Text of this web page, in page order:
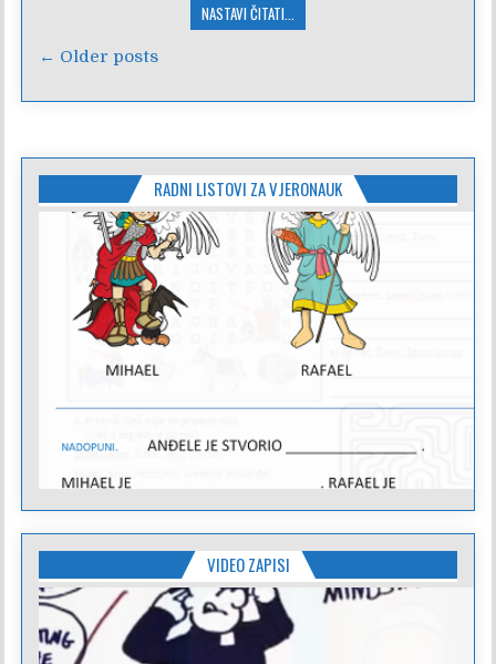
NASTAVI ČITATI...
Navigacija
objava
← Older posts
RADNI LISTOVI ZA VJERONAUK
VIDEO ZAPISI